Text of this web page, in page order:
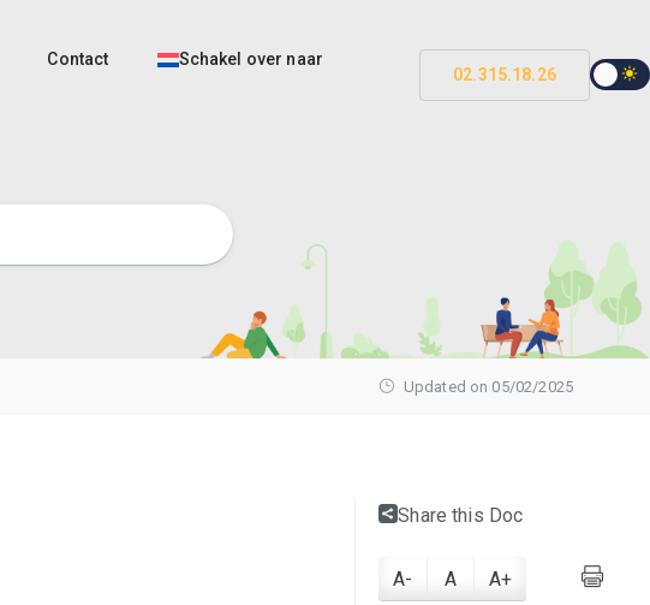
Contact Schakel over naar
02.315.18.26
Updated on 05/02/2025
Share this Doc
A- A A+